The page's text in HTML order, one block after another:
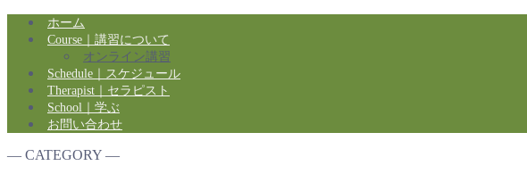
ホーム
Course｜講習について
オンライン講習
Schedule｜スケジュール
Therapist｜セラピスト
School｜学ぶ
お問い合わせ
― CATEGORY ―